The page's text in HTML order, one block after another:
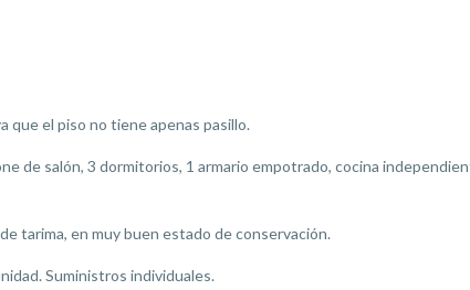
que el piso no tiene apenas pasillo.
de salón, 3 dormitorios, 1 armario empotrado, cocina
tarima, en muy buen estado de conservación.
Suministros individuales.